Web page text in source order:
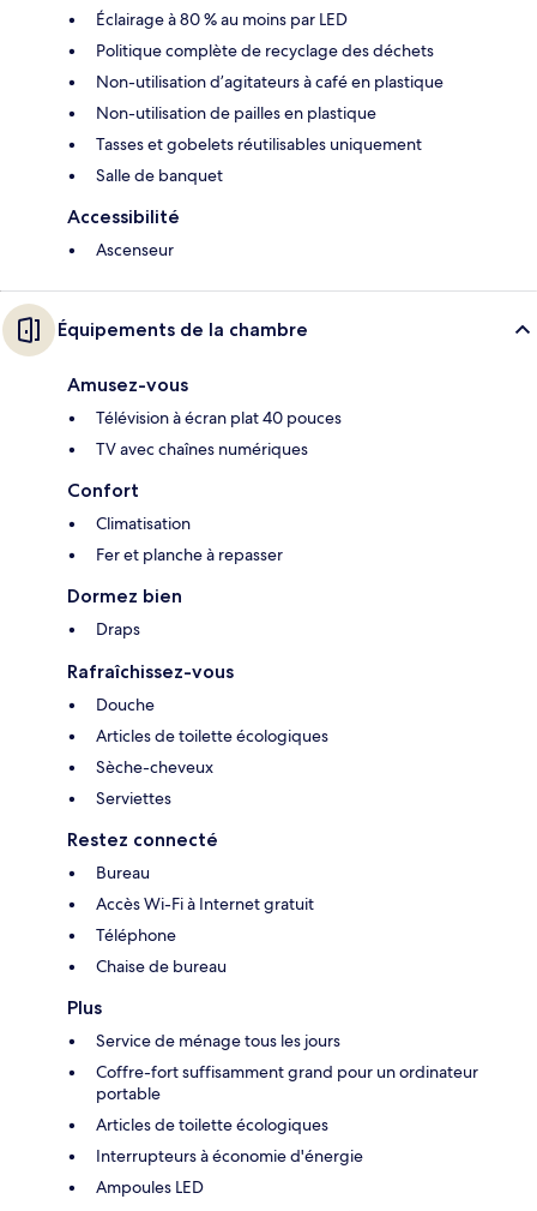
Éclairage à 80 % au moins par LED
Politique complète de recyclage des déchets
Non-utilisation d’agitateurs à café en plastique
Non-utilisation de pailles en plastique
Tasses et gobelets réutilisables uniquement
Salle de banquet
Accessibilité
Ascenseur
Équipements de la chambre
Amusez-vous
Télévision à écran plat 40 pouces
TV avec chaînes numériques
Confort
Climatisation
Fer et planche à repasser
Dormez bien
Draps
Rafraîchissez-vous
Douche
Articles de toilette écologiques
Sèche-cheveux
Serviettes
Restez connecté
Bureau
Accès Wi-Fi à Internet gratuit
Téléphone
Chaise de bureau
Plus
Service de ménage tous les jours
Coffre-fort suffisamment grand pour un ordinateur
portable
Articles de toilette écologiques
Interrupteurs à économie d'énergie
Ampoules LED